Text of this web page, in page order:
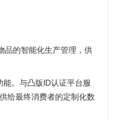
品的智能化生产管理，供
。与凸版ID认证平台服
给最终消费者的定制化数